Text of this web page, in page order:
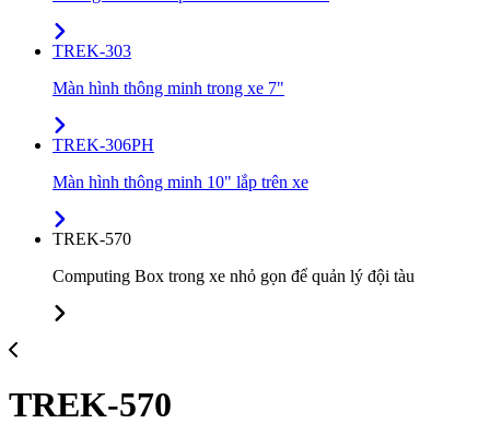
TREK-303
Màn hình thông minh trong xe 7"
TREK-306PH
Màn hình thông minh 10" lắp trên xe
TREK-570
Computing Box trong xe nhỏ gọn để quản lý đội tàu
TREK-570